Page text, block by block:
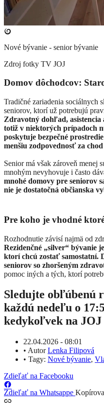
Nové bývanie - senior bývanie
Zdroj fotky TV JOJ
Domov dôchodcov:
Tradičné zariadenia sociálnych
seniorov, ktorí už potrebujú
Zdravotný dohľad, asistencia
totiž v niektorých prípadoch
poskytuje bezpečné
menšiu zodpovednosť za
Senior má však zároveň menej
mnohým nevyhovuje i často
mnohé domovy pre seniorov
nie je dostatočná občianska
Pre koho je vhodné
Rozhodnutie závisí najmä od
Rezidenčné „silver“ bývanie
ktorí chcú zostať samostatní.
seniorov so zhoršeným
pomoc iných a tých, ktorí
Sledujte obľúbenú
každú nedeľu o
kedykoľvek na JOJ
22.04.2026 - 08:01
• AutorLenka Filipová
• Tagy: Nové bývanie,
Zdieľať na Facebooku
Zdieľať na Whatsappe